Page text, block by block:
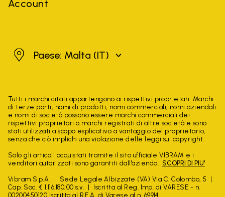
Account
MaltaPaese: Malta (IT)
Tutti i marchi citati appartengono ai rispettivi proprietari. Marchi
di terze parti, nomi di prodotti, nomi commerciali, nomi aziendali
e nomi di società possono essere marchi commerciali dei
rispettivi proprietari o marchi registrati di altre società e sono
stati utilizzati a scopo esplicativo a vantaggio del proprietario,
senza che ciò implichi una violazione delle leggi sul copyright.
Solo gli articoli acquistati tramite il sito ufficiale VIBRAM e i
venditori autorizzati sono garantiti dall'azienda. SCOPRI DI PIU'
Vibram S.p.A.
Sede Legale Albizzate (VA) Via C. Colombo, 5
Cap. Soc. € 1.116.180,00 s.v.
Iscritta al Reg. Imp. di VARESE - n.
00200450120 Iscritta al R.E.A. di Varese al n. 69914